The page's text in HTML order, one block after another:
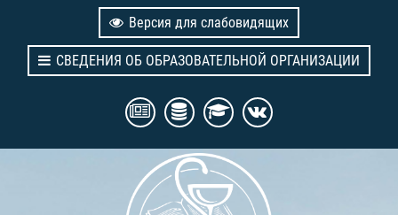
Версия для слабовидящих
СВЕДЕНИЯ ОБ ОБРАЗОВАТЕЛЬНОЙ ОРГАНИЗАЦИИ